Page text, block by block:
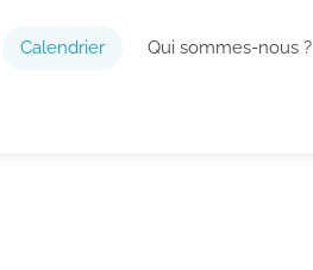
Calendrier Qui sommes-nous ?